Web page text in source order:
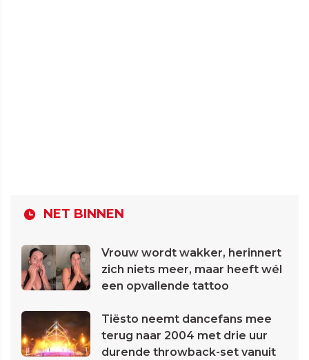
NET BINNEN
Vrouw wordt wakker, herinnert
zich niets meer, maar heeft wél
een opvallende tattoo
Tiësto neemt dancefans mee
terug naar 2004 met drie uur
durende throwback-set vanuit